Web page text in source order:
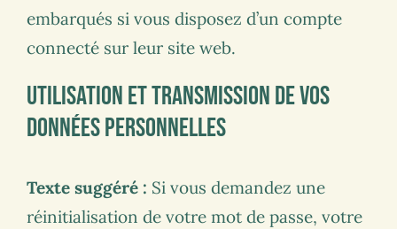
embarqués si vous disposez d’un compte
connecté sur leur site web.
Utilisation et transmission de vos
données personnelles
Texte suggéré : Si vous demandez une
réinitialisation de votre mot de passe, votre